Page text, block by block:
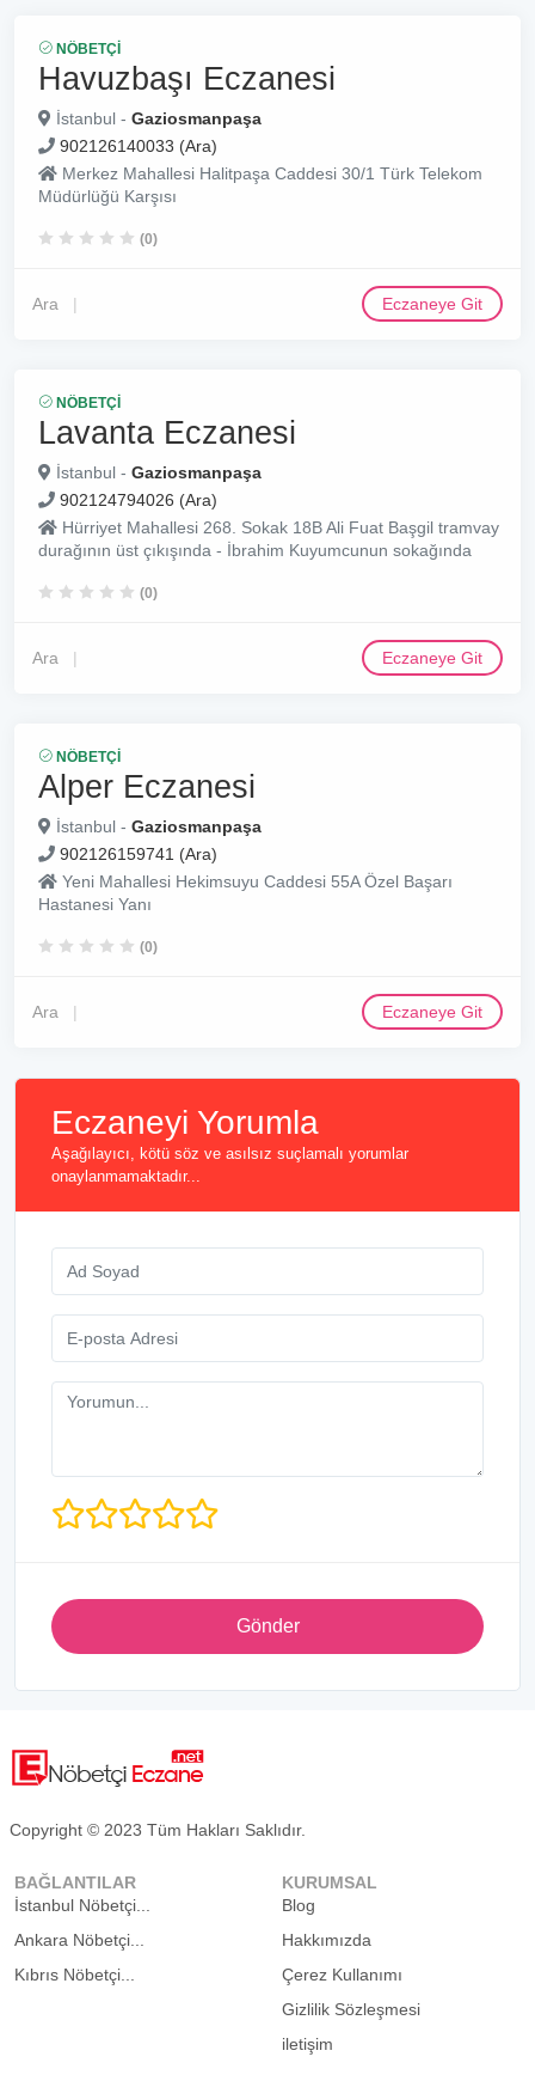
NÖBETÇI
Havuzbaşı Eczanesi
İstanbul - Gaziosmanpaşa
902126140033 (Ara)
Merkez Mahallesi Halitpaşa Caddesi 30/1 Türk Telekom
Müdürlüğü Karşısı
(0)
Ara Eczaneye Git
NÖBETÇI
Lavanta Eczanesi
İstanbul - Gaziosmanpaşa
902124794026 (Ara)
Hürriyet Mahallesi 268. Sokak 18B Ali Fuat Başgil tramvay
durağının üst çıkışında - İbrahim Kuyumcunun sokağında
(0)
Ara Eczaneye Git
NÖBETÇI
Alper Eczanesi
İstanbul - Gaziosmanpaşa
902126159741 (Ara)
Yeni Mahallesi Hekimsuyu Caddesi 55A Özel Başarı
Hastanesi Yanı
(0)
Ara Eczaneye Git
Eczaneyi Yorumla
Aşağılayıcı, kötü söz ve asılsız suçlamalı yorumlar
onaylanmamaktadır...
Gönder
Copyright © 2023 Tüm Hakları Saklıdır.
BAĞLANTILAR
İstanbul Nöbetçi...
Ankara Nöbetçi...
Kıbrıs Nöbetçi...
KURUMSAL
Blog
Hakkımızda
Çerez Kullanımı
Gizlilik Sözleşmesi
iletişim